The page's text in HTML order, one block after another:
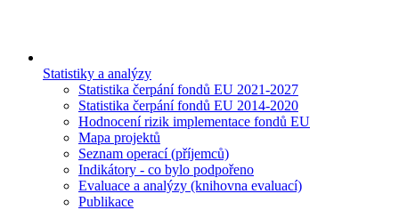
Statistiky a analýzy
Statistika čerpání fondů EU 2021-2027
Statistika čerpání fondů EU 2014-2020
Hodnocení rizik implementace fondů EU
Mapa projektů
Seznam operací (příjemců)
Indikátory - co bylo podpořeno
Evaluace a analýzy (knihovna evaluací)
Publikace